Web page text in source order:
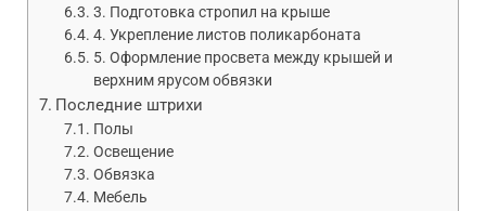
3. Подготовка стропил на крыше
4. Укрепление листов поликарбоната
5. Оформление просвета между крышей и
верхним ярусом обвязки
Последние штрихи
Полы
Освещение
Обвязка
Мебель